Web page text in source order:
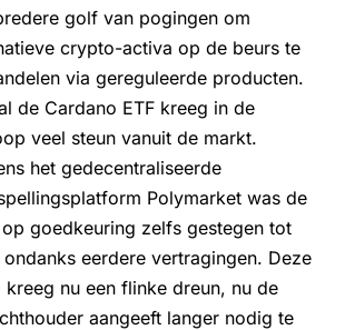
golf van pogingen om
crypto-activa op de beurs te
via gereguleerde producten.
de Cardano ETF kreeg in de
veel steun vanuit de markt.
het gedecentraliseerde
Polymarket was de
op goedkeuring zelfs gestegen tot
ondanks eerdere vertragingen. Deze
kreeg nu een flinke dreun, nu de
aangeeft langer nodig te